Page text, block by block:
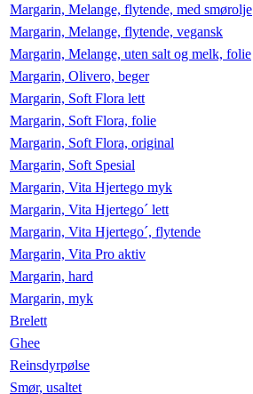
Margarin, Melange, flytende, med smørolje
Margarin, Melange, flytende, vegansk
Margarin, Melange, uten salt og melk, folie
Margarin, Olivero, beger
Margarin, Soft Flora lett
Margarin, Soft Flora, folie
Margarin, Soft Flora, original
Margarin, Soft Spesial
Margarin, Vita Hjertego myk
Margarin, Vita Hjertego´ lett
Margarin, Vita Hjertego´, flytende
Margarin, Vita Pro aktiv
Margarin, hard
Margarin, myk
Brelett
Ghee
Reinsdyrpølse
Smør, usaltet